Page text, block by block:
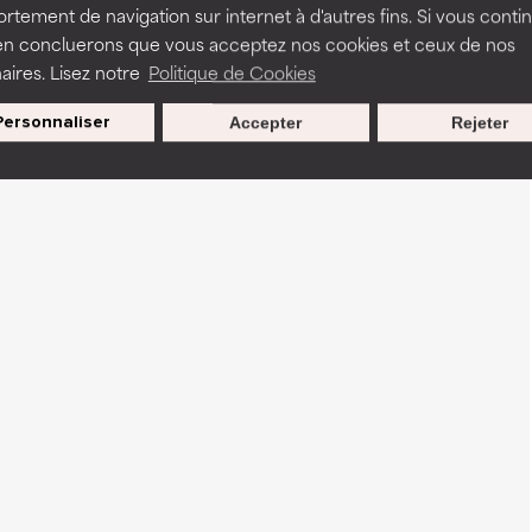
de navigation sur internet à d'autres fins. Si vous
concluerons que vous acceptez nos cookies et ceux de nos
Lisez notre Politique de Cookies
Rejeter
Accepter